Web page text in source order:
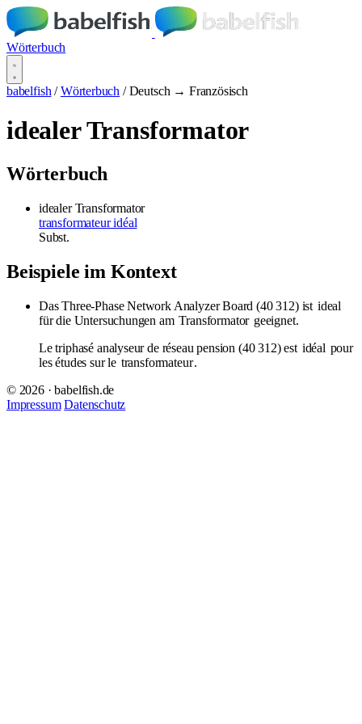
Wörterbuch
babelfish / Wörterbuch / Deutsch → Französisch
idealer Transformator
Wörterbuch
idealer Transformator
transformateur idéal
Subst.
Beispiele im Kontext
Das Three-Phase Network Analyzer Board (40 312) ist ideal
für die Untersuchungen am Transformator geeignet.
Le triphasé analyseur de réseau pension (40 312) est idéal pour
les études sur le transformateur.
© 2026 · babelfish.de
Impressum Datenschutz